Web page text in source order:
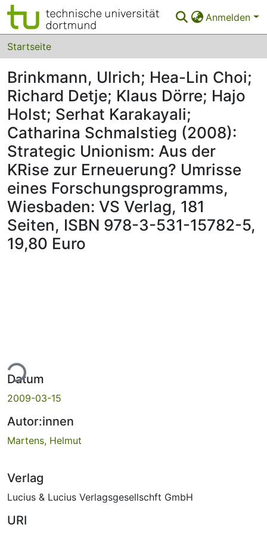
Anmelden
Bereiche & Sammlungen
Das gesamte Repositorium
Statistiken
FAQ
Leitlinien
Zurück zur Startseite
Startseite
Brinkmann, Ulrich; Hea-Lin Choi;
Richard Detje; Klaus Dörre; Hajo
Holst; Serhat Karakayali;
Catharina Schmalstieg (2008):
Strategic Unionism: Aus der
KRise zur Erneuerung? Umrisse
eines Forschungsprogramms,
Wiesbaden: VS Verlag, 181
Seiten, ISBN 978-3-531-15782-5,
19,80 Euro
Datum
2009-03-15
Autor:innen
Martens, Helmut
Verlag
Lucius & Lucius Verlagsgesellschft GmbH
URI